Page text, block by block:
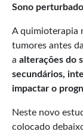
Sono
A quimioterapia
tumores antes
a alterações do
secundários,
impactar o
Neste novo
colocado